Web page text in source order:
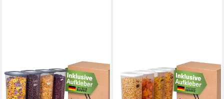
VIWARES
Vorratsdose Viwares
Vorratsdosen-Set 12er
VIWARES
Vorratsdose Viwares
Vorratsdosen-Set 12er Weiß